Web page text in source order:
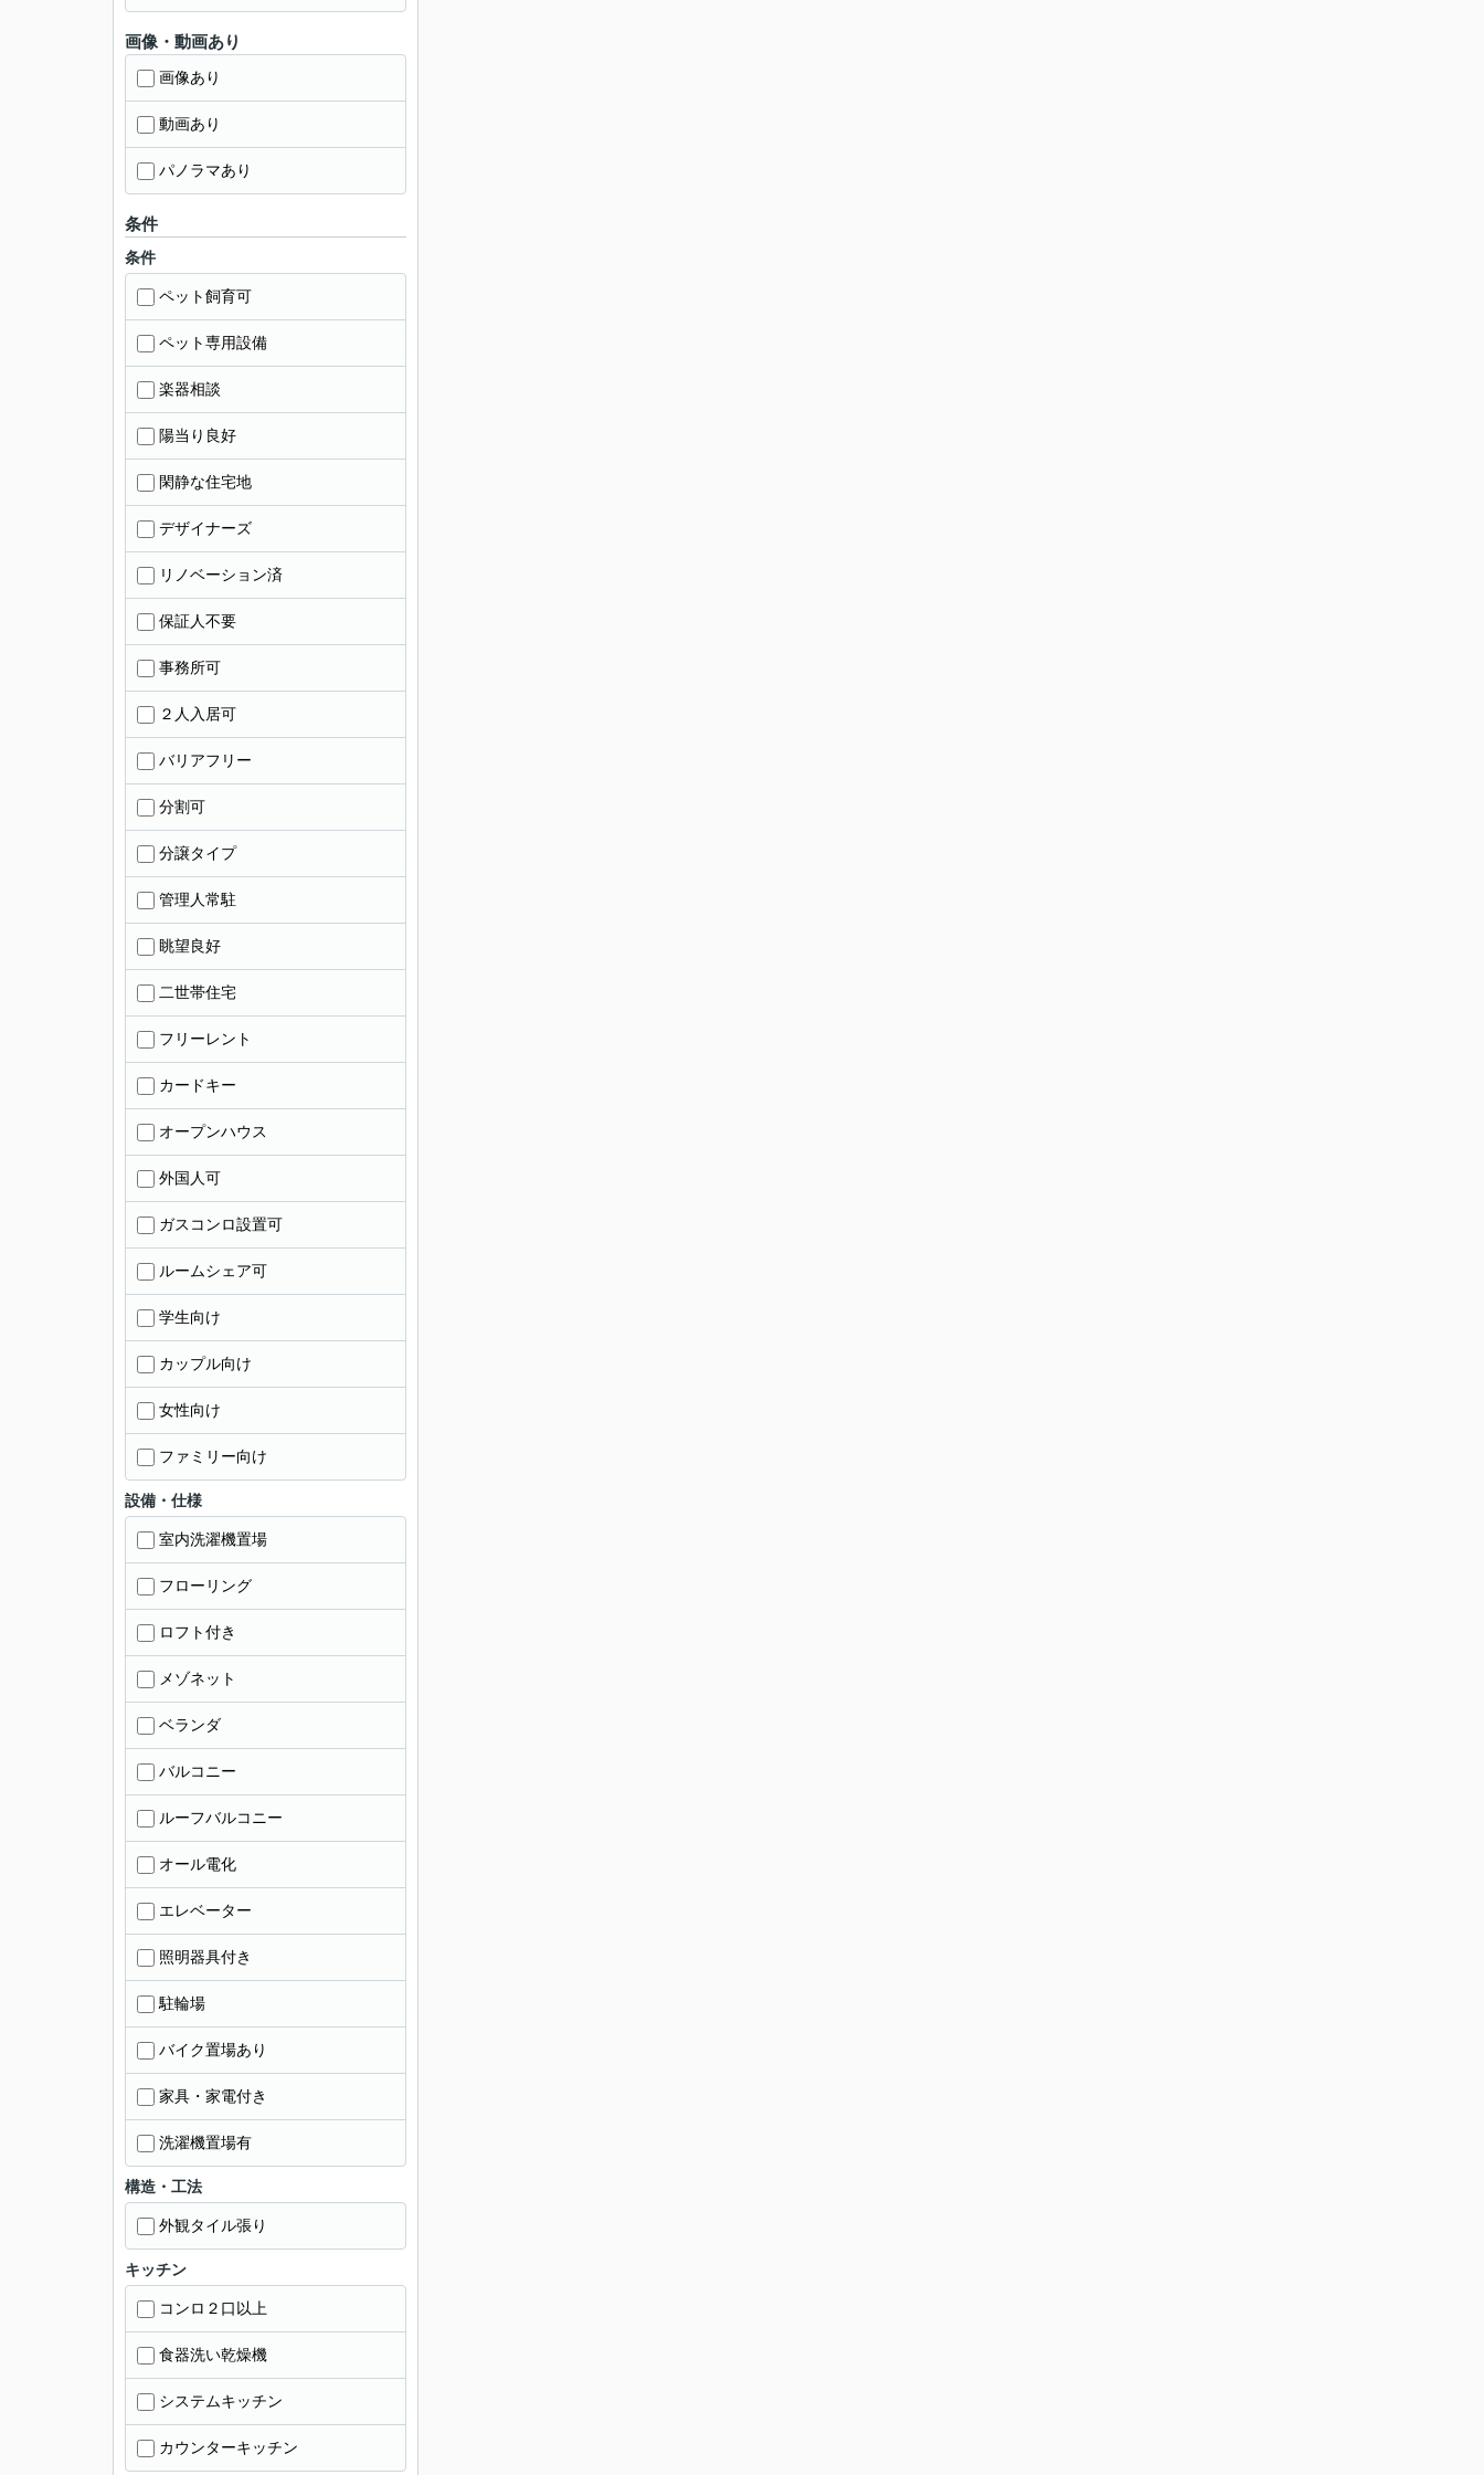
画像・動画あり
画像あり
動画あり
パノラマあり
条件
条件
ペット飼育可
ペット専用設備
楽器相談
陽当り良好
閑静な住宅地
デザイナーズ
リノベーション済
保証人不要
事務所可
２人入居可
バリアフリー
分割可
分譲タイプ
管理人常駐
眺望良好
二世帯住宅
フリーレント
カードキー
オープンハウス
外国人可
ガスコンロ設置可
ルームシェア可
学生向け
カップル向け
女性向け
ファミリー向け
設備・仕様
室内洗濯機置場
フローリング
ロフト付き
メゾネット
ベランダ
バルコニー
ルーフバルコニー
オール電化
エレベーター
照明器具付き
駐輪場
バイク置場あり
家具・家電付き
洗濯機置場有
構造・工法
外観タイル張り
キッチン
コンロ２口以上
食器洗い乾燥機
システムキッチン
カウンターキッチン